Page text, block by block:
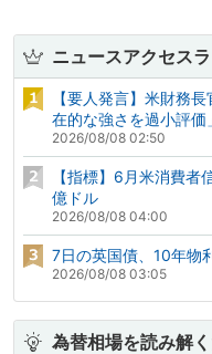
ニュースアクセス
【要人発言】米財務
在的な強さを過小評価」
2026/08/08 02:50
【指標】6月米消費
億ドル
2026/08/08 04:00
7日の英国債、10年物
2026/08/08 03:05
為替相場を読み解